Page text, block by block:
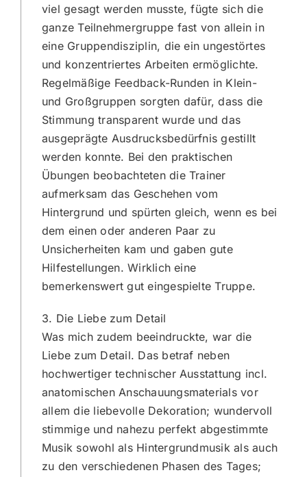
viel gesagt werden musste, fügte sich die
ganze Teilnehmergruppe fast von allein in
eine Gruppendisziplin, die ein ungestörtes
und konzentriertes Arbeiten ermöglichte.
Regelmäßige Feedback-Runden in Klein-
und Großgruppen sorgten dafür, dass die
Stimmung transparent wurde und das
ausgeprägte Ausdrucksbedürfnis gestillt
werden konnte. Bei den praktischen
Übungen beobachteten die Trainer
aufmerksam das Geschehen vom
Hintergrund und spürten gleich, wenn es bei
dem einen oder anderen Paar zu
Unsicherheiten kam und gaben gute
Hilfestellungen. Wirklich eine
bemerkenswert gut eingespielte Truppe.
3. Die Liebe zum Detail
Was mich zudem beeindruckte, war die
Liebe zum Detail. Das betraf neben
hochwertiger technischer Ausstattung incl.
anatomischen Anschauungsmaterials vor
allem die liebevolle Dekoration; wundervoll
stimmige und nahezu perfekt abgestimmte
Musik sowohl als Hintergrundmusik als auch
zu den verschiedenen Phasen des Tages;